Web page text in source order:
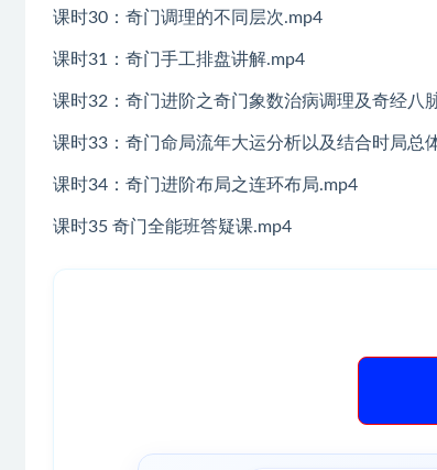
课时30：奇门调理的不同层次.mp4
课时31：奇门手工排盘讲解.mp4
课时32：奇门进阶之奇门象数治病调理及奇经八
课时33：奇门命局流年大运分析以及结合时局总
课时34：奇门进阶布局之连环布局.mp4
课时35 奇门全能班答疑课.mp4